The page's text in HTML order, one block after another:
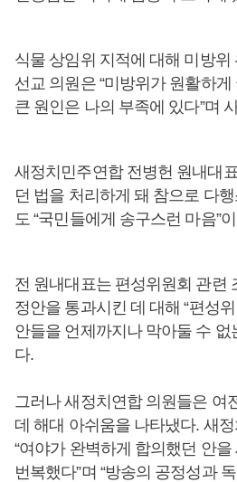
식물 상임위 지적에 대해 미방
선교 의원은 “미방위가 원활하
큰 원인은 나의 부족에 있다”며
새정치민주연합 전병헌 원내대
던 법을 처리하게 돼 참으로 다
도 “국민들에게 송구스런 마음”
전 원내대표는 편성위원회 관련
정안을 통과시킨 데 대해 “편성
안들을 언제까지나 막아둘 수 없
다.
그러나 새정치연합 의원들은 여
데 해대 아쉬움을 나타냈다. 새
“여야가 완벽하게 합의했던 안
번복했다”며 “방송의 공정성과